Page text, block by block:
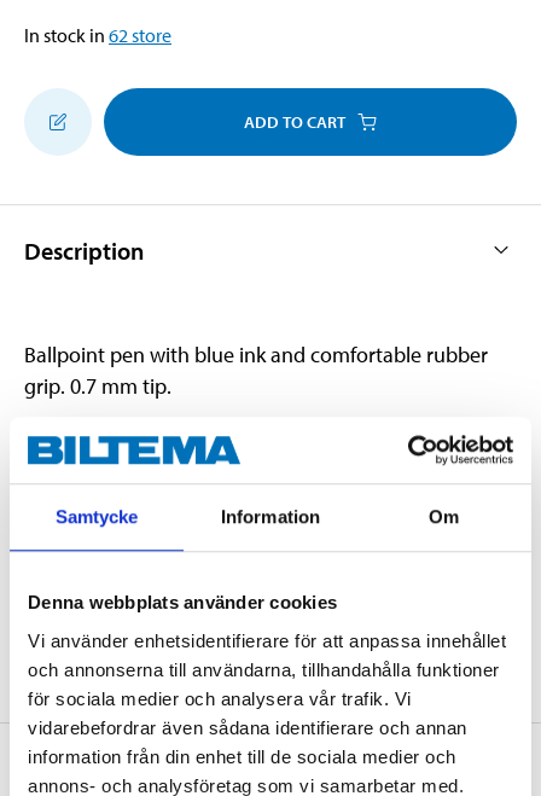
Samtycke Information Om
Denna webbplats använder cookies
Vi använder enhetsidentifierare för att anpassa innehållet
och annonserna till användarna, tillhandahålla funktioner
för sociala medier och analysera vår trafik. Vi
vidarebefordrar även sådana identifierare och annan
information från din enhet till de sociala medier och
annons- och analysföretag som vi samarbetar med.
In stock in 62 store
ADD TO CART
Description
Ballpoint pen with blue ink and comfortable rubber
grip. 0.7 mm tip.
Technical specifications
Tip
0,7 mm
2 pcs
Colour
blue
About the manufacturer